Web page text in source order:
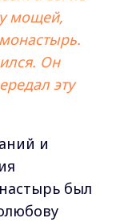
мощей,
Он
эту
и
был